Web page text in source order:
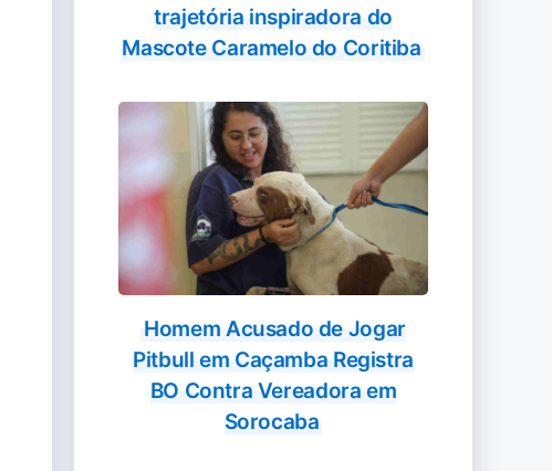
trajetória inspiradora do
Mascote Caramelo do Coritiba
Homem Acusado de Jogar
Pitbull em Caçamba Registra
BO Contra Vereadora em
Sorocaba